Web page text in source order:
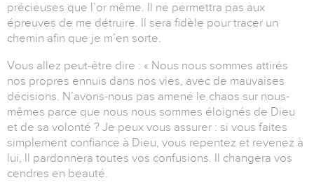
précieuses que l’or même. Il ne permettra pas aux
épreuves de me détruire. Il sera fidèle pour tracer un
chemin afin que je m’en sorte.
Vous allez peut-être dire : « Nous nous sommes attirés
nos propres ennuis dans nos vies, avec de mauvaises
décisions. N’avons-nous pas amené le chaos sur nous-
mêmes parce que nous nous sommes éloignés de Dieu
et de sa volonté ? Je peux vous assurer : si vous faites
simplement confiance à Dieu, vous repentez et revenez à
lui, Il pardonnera toutes vos confusions. Il changera vos
cendres en beauté.